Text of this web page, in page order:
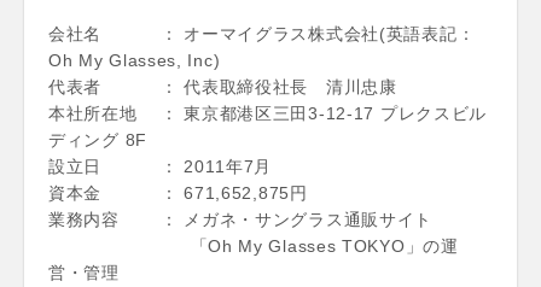
会社名 ： オーマイグラス株式会社(英語表記：
Oh My Glasses, Inc)
代表者 ： 代表取締役社長 清川忠康
本社所在地 ： 東京都港区三田3-12-17 プレクスビル
ディング 8F
設立日 ： 2011年7月
資本金 ： 671,652,875円
業務内容 ： メガネ・サングラス通販サイト
「Oh My Glasses TOKYO」の運
営・管理